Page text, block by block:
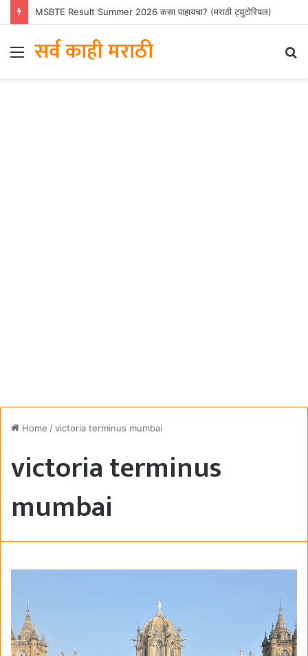
MSBTE Result Summer 2026 कसा पाहायचा? (मराठी ट्युटोरियल)
Menu
सर्व काही मराठी
Home /victoria terminus mumbai
victoria terminus
mumbai